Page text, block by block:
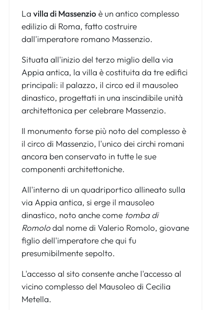
La villa di Massenzioè un antico complesso
edilizio di Roma, fatto costruire
dall'imperatore romano Massenzio.
Situata all'inizio del terzo miglio della via
Appia antica, la villa è costituita da tre edifici
principali: il palazzo, il circo ed il mausoleo
dinastico, progettati in una inscindibile unità
architettonica per celebrare Massenzio.
Il monumento forse più noto del complesso è
il circo di Massenzio, l'unico dei circhi romani
ancora ben conservato in tutte le sue
componenti architettoniche.
All'interno di un quadriportico allineato sulla
via Appia antica, si erge il mausoleo
dinastico, noto anche come tomba di
Romolodal nome di Valerio Romolo, giovane
figlio dell'imperatore che qui fu
presumibilmente sepolto.
L'accesso al sito consente anche l'accesso al
vicino complesso del Mausoleo di Cecilia
Metella.